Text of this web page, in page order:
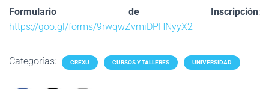
Formulario de Inscripción:
https://goo.gl/forms/9rwqwZvmiDPHNyyX2
Categorías: CREXU CURSOS Y TALLERES UNIVERSIDAD